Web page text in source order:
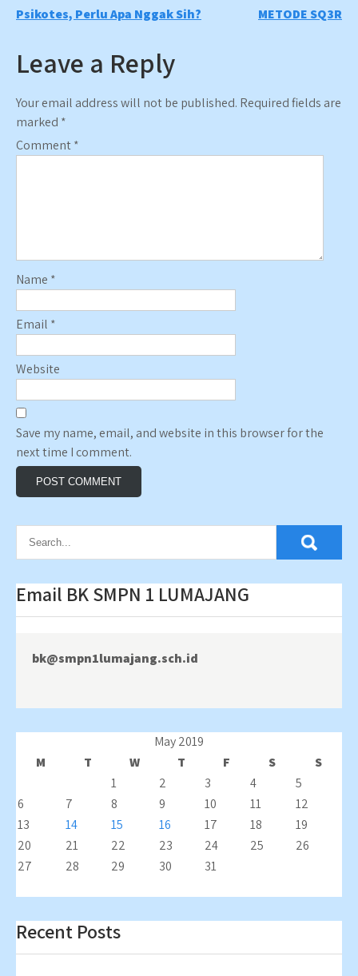
Post
navigation
Psikotes, Perlu Apa Nggak Sih? METODE SQ3R
Leave a Reply
Your email address will not be published. Required fields are
marked *
Comment*
Name *
Email *
Website
Save my name, email, and website in this browser for the
next time I comment.
Email BK SMPN 1 LUMAJANG
bk@smpn1lumajang.sch.id
May 2019
M
T W T F S
S
1
2 3 4
5
6
7 8 9 10 11
12
13
14 15 16 17 18
19
20
21 22 23 24 25
26
27
28 29 30 31
Recent Posts